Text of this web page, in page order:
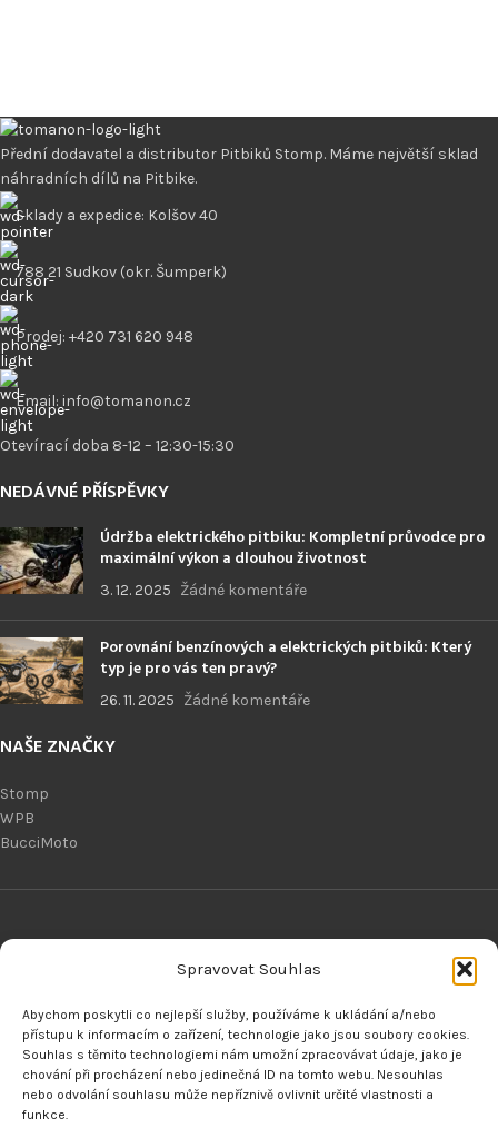
Spravovat Souhlas
Abychom poskytli co nejlepší služby, používáme k ukládání a/nebo
přístupu k informacím o zařízení, technologie jako jsou soubory cookies.
Souhlas s těmito technologiemi nám umožní zpracovávat údaje, jako je
chování při procházení nebo jedinečná ID na tomto webu. Nesouhlas
nebo odvolání souhlasu může nepříznivě ovlivnit určité vlastnosti a
funkce.
Přední dodavatel a distributor Pitbiků Stomp. Máme největší sklad
náhradních dílů na Pitbike.
Sklady a expedice: Kolšov 40
788 21 Sudkov (okr. Šumperk)
Prodej: +420 731 620 948
Email: info@tomanon.cz
Otevírací doba 8-12 – 12:30-15:30
NEDÁVNÉ PŘÍSPĚVKY
Údržba elektrického pitbiku: Kompletní průvodce pro
maximální výkon a dlouhou životnost
3. 12. 2025 Žádné komentáře
Porovnání benzínových a elektrických pitbiků: Který
typ je pro vás ten pravý?
26. 11. 2025 Žádné komentáře
NAŠE ZNAČKY
Stomp
WPB
BucciMoto
Vrácení zboží
Obchodní podmínky
Kontaktujte nás
Blog